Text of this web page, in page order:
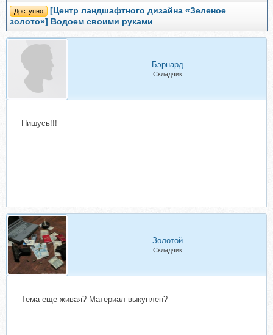
Доступно
[Центр ландшафтного дизайна «Зеленое
золото»] Водоем своими руками
Бэрнард
Складчик
Пишусь!!!
Золотой
Складчик
Тема еще живая? Материал выкуплен?